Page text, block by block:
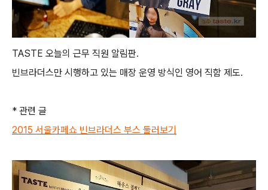
TASTE 오늘의 근무 직원 알림판.
빈브라더스만 시행하고 있는 매장 운영 방식인 영어 직함 제도.
* 관련 글
2015 서울카페쇼 빈브라더스 부스 둘러보기